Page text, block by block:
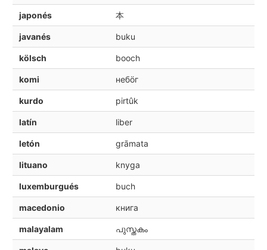
japonés 本
javanés buku
kölsch booch
komi небӧг
kurdo pirtûk
latín liber
letón grāmata
lituano knyga
luxemburgués buch
macedonio книга
malayalam പുസ്തകം